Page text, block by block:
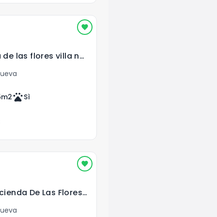
Casa en hacienda de las flores villa nueva
m2petsSì
Casa En Venta Hacienda De Las Flores Villa Nueva